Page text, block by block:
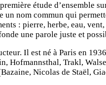
étude d’ensemble
un nom commun qui
: pierre, herbe, eau,
une parole juste et
Il est né à Paris en
Hofmannsthal, Trakl,
Nicolas de Staël,